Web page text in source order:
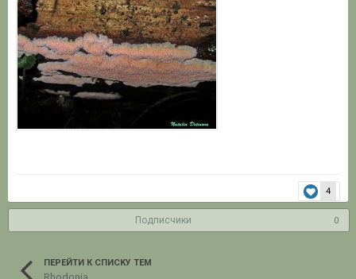
4
Подписчики 0
ПЕРЕЙТИ К СПИСКУ ТЕМ